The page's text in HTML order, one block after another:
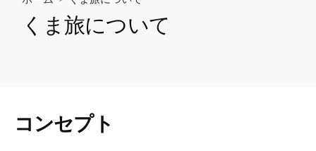
くま旅について
コンセプト